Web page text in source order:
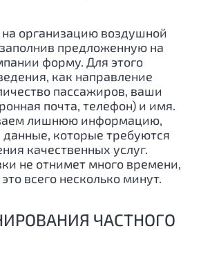
организацию воздушной
предложенную на
форму. Для этого
как направление
пассажиров, ваши
почта, телефон) и имя.
лишнюю информацию,
которые требуются
качественных услуг.
не отнимет много времени,
всего несколько минут.
ЧАСТНОГО